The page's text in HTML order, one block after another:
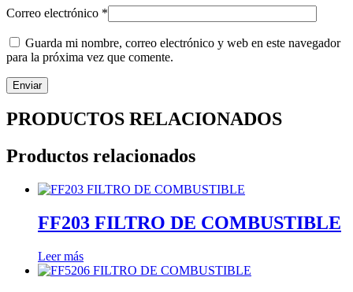
Correo electrónico *
Guarda mi nombre, correo electrónico y web en este navegador
para la próxima vez que comente.
PRODUCTOS RELACIONADOS
Productos relacionados
FF203 FILTRO DE COMBUSTIBLE
Leer más